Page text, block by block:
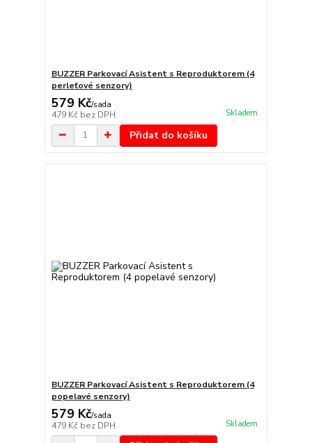
BUZZER Parkovací Asistent s Reproduktorem (4
perleťové senzory)
579 Kč/sada
479 Kč bez DPH Skladem
Přidat do košíku
BUZZER Parkovací Asistent s Reproduktorem (4
popelavé senzory)
579 Kč/sada
479 Kč bez DPH Skladem